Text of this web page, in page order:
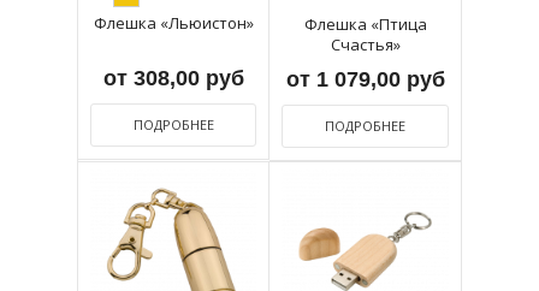
Флешка «Льюистон»
от 308,00 руб
ПОДРОБНЕЕ
Флешка «Птица
Счастья»
от 1 079,00 руб
ПОДРОБНЕЕ